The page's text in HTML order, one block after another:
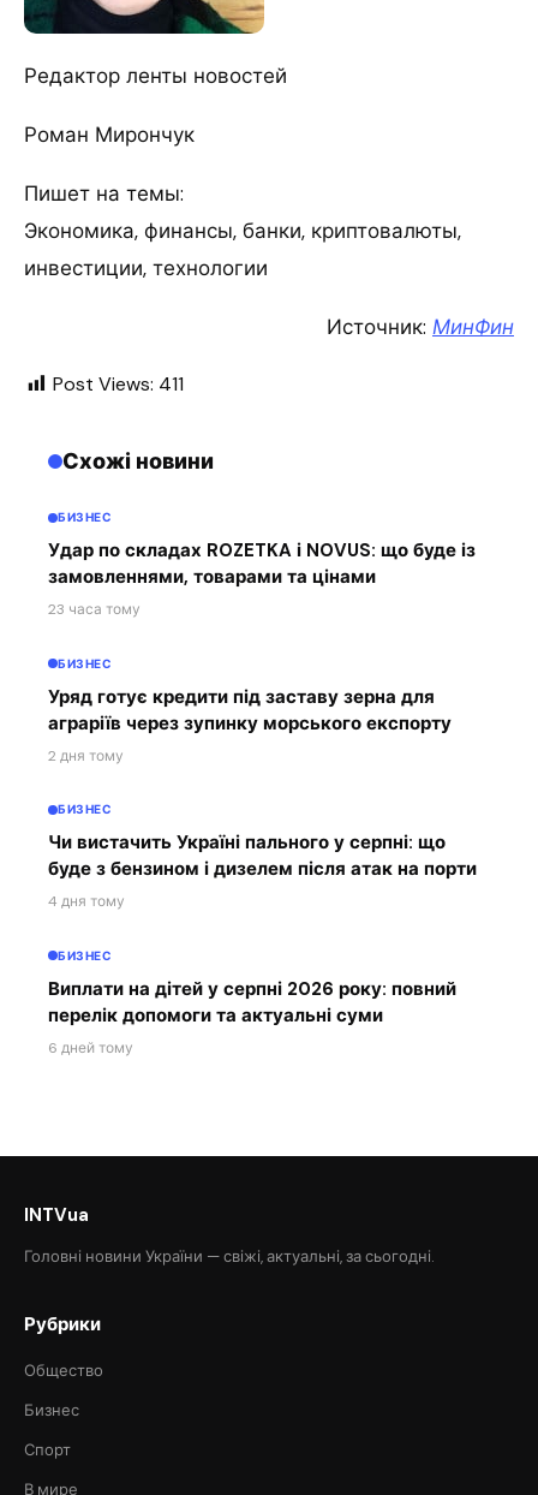
Редактор ленты новостей
Роман Мирончук
Пишет на темы:
Экономика, финансы, банки, криптовалюты,
инвестиции, технологии
Источник: МинФин
Post Views: 411
Схожі новини
БИЗНЕС
Удар по складах ROZETKA і NOVUS: що буде із
замовленнями, товарами та цінами
23 часа тому
БИЗНЕС
Уряд готує кредити під заставу зерна для
аграріїв через зупинку морського експорту
2 дня тому
БИЗНЕС
Чи вистачить Україні пального у серпні: що
буде з бензином і дизелем після атак на порти
4 дня тому
БИЗНЕС
Виплати на дітей у серпні 2026 року: повний
перелік допомоги та актуальні суми
6 дней тому
INTVua
Головні новини України — свіжі, актуальні, за сьогодні.
Рубрики
Общество
Бизнес
Спорт
В мире